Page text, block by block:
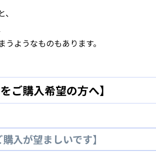
ようなものもあります。
ご購入希望の方へ】
入が望ましいです】